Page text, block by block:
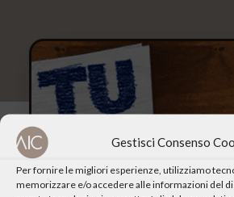
Gestisci Consenso
Per fornire le migliori esperienze, utilizziamo
memorizzare e/o accedere alle informazioni del